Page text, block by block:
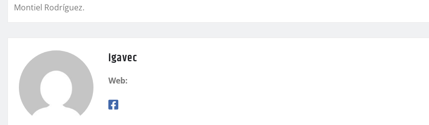
Montiel Rodríguez.
igavec
Web: